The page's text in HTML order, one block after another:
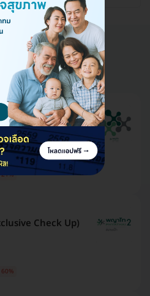
รวจสุขภาพ (Health
มเสื่อมของระบบอวัยวะ
11 System with
21%
Check Up)
60%